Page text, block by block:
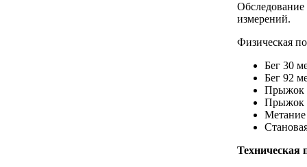
измерений.
Физическая
Бег 30
Бег 92
Прыжок
Прыжок
Метание
Техническая